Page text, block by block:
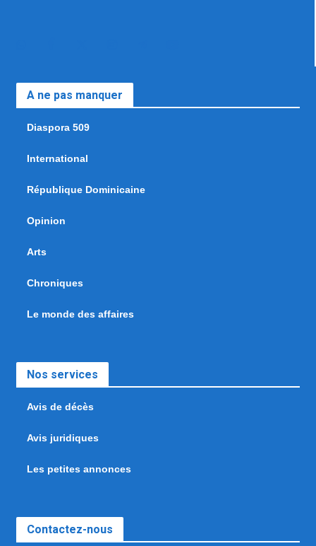
A ne pas manquer
Diaspora 509
International
République Dominicaine
Opinion
Arts
Chroniques
Le monde des affaires
Nos services
Avis de décès
Avis juridiques
Les petites annonces
Contactez-nous